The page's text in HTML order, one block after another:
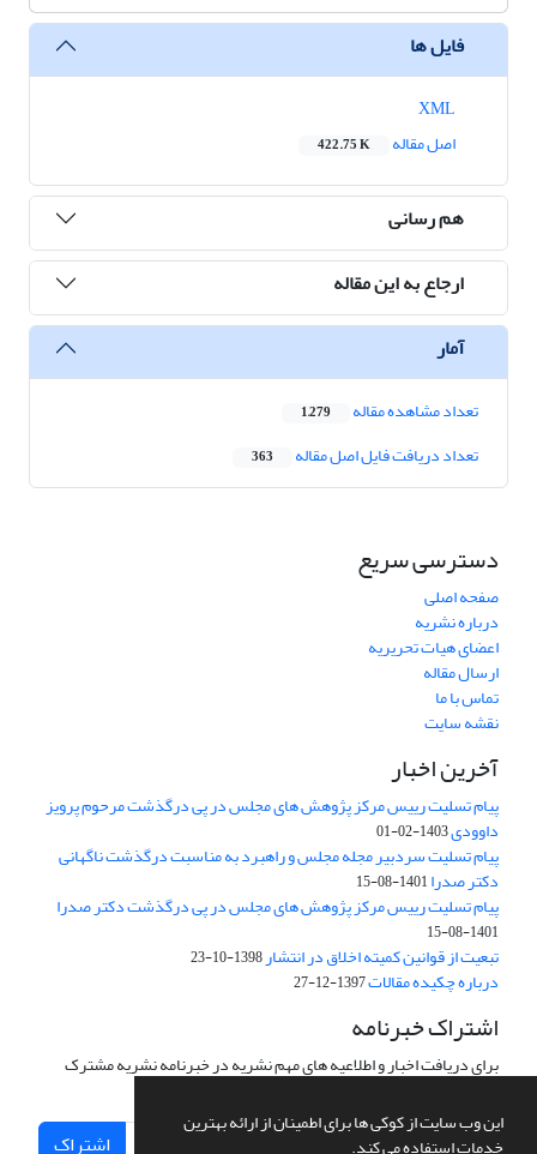
این وب سایت از کوکی ها برای اطمینان از ارائه بهترین
خدمات استفاده می کند.
فایل ها
اصل مقاله
422.75 K
هم رسانی
ارجاع به این مقاله
آمار
تعداد مشاهده مقاله 1,279
تعداد دریافت فایل اصل مقاله 363
دسترسی سریع
صفحه اصلی
درباره نشریه
اعضای هیات تحریریه
ارسال مقاله
تماس با ما
نقشه سایت
آخرین اخبار
پیام تسلیت رییس مرکز پژوهش های مجلس در پی درگذشت مرحوم پرویز
داوودی1403-02-01
پیام تسلیت سردبیر مجله مجلس و راهبرد به مناسبت درگذشت ناگهانی
دکتر صدرا1401-08-15
پیام تسلیت رییس مرکز پژوهش های مجلس در پی درگذشت دکتر صدرا
1401-08-15
تبعیت از قوانین کمیته اخلاق در انتشار1398-10-23
درباره چکیده مقالات1397-12-27
اشتراک خبرنامه
برای دریافت اخبار و اطلاعیه های مهم نشریه در خبرنامه نشریه مشترک
اشتراک